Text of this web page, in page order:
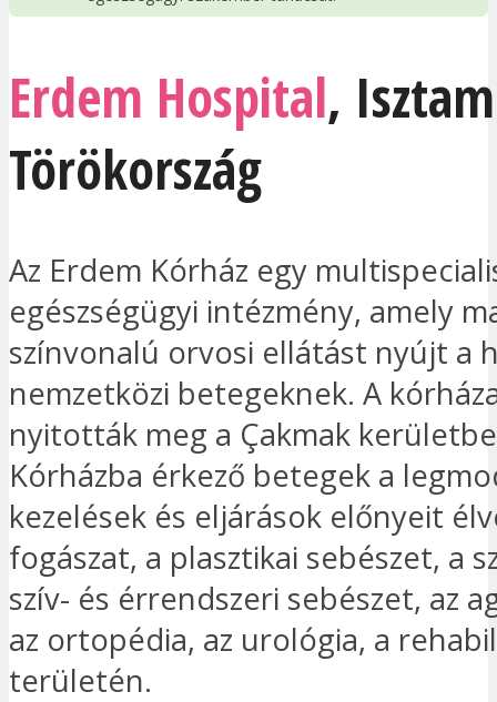
Erdem Hospital,
Törökország
Az Erdem Kórház egy
egészségügyi intézmény, amely
színvonalú orvosi ellátást nyújt a
nemzetközi betegeknek. A
nyitották meg a Çakmak
Kórházba érkező betegek a
kezelések és eljárások előnyeit
fogászat, a plasztikai sebészet, a
szív- és érrendszeri sebészet, az
az ortopédia, az urológia, a
területén.